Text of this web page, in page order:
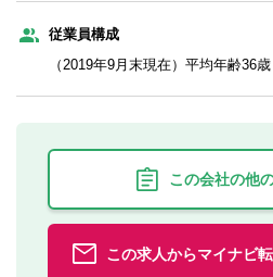
従業員構成
（2019年9月末現在）平均年齢36
この会社の他
この求人からマイナビ